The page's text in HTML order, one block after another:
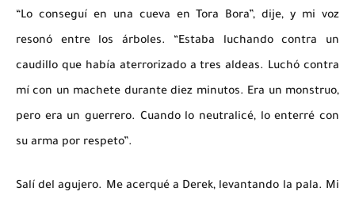
“Lo conseguí en una cueva en Tora Bora”, dije, y mi voz
resonó entre los árboles. “Estaba luchando contra un
caudillo que había aterrorizado a tres aldeas. Luchó contra
mí con un machete durante diez minutos. Era un monstruo,
pero era un guerrero. Cuando lo neutralicé, lo enterré con
su arma por respeto”.
Salí del agujero. Me acerqué a Derek, levantando la pala. Mi